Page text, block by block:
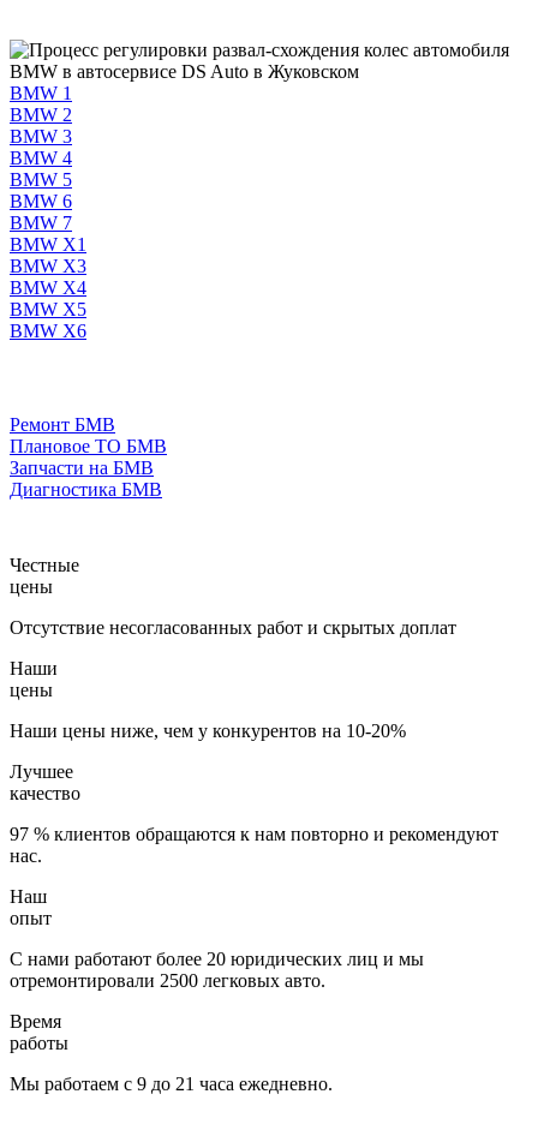
BMW 1
BMW 2
BMW 3
BMW 4
BMW 5
BMW 6
BMW 7
BMW X1
BMW X3
BMW X4
BMW X5
BMW X6
Ремонт БМВ
Плановое ТО БМВ
Запчасти на БМВ
Диагностика БМВ
Честные
цены
Отсутствие несогласованных работ и скрытых доплат
Наши
цены
Наши цены ниже, чем у конкурентов на 10-20%
Лучшее
качество
97 % клиентов обращаются к нам повторно и рекомендуют
нас.
Наш
опыт
С нами работают более 20 юридических лиц и мы
отремонтировали 2500 легковых авто.
Время
работы
Мы работаем с 9 до 21 часа ежедневно.